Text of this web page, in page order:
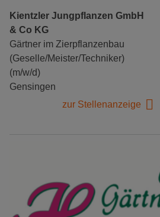
Kientzler Jungpflanzen GmbH
& Co KG
Gärtner im Zierpflanzenbau
(Geselle/Meister/Techniker)
(m/w/d)
Gensingen
zur Stellenanzeige